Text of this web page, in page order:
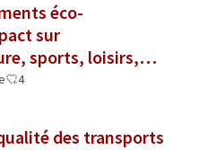
éco-
sur
sports, loisirs,
4
des transports